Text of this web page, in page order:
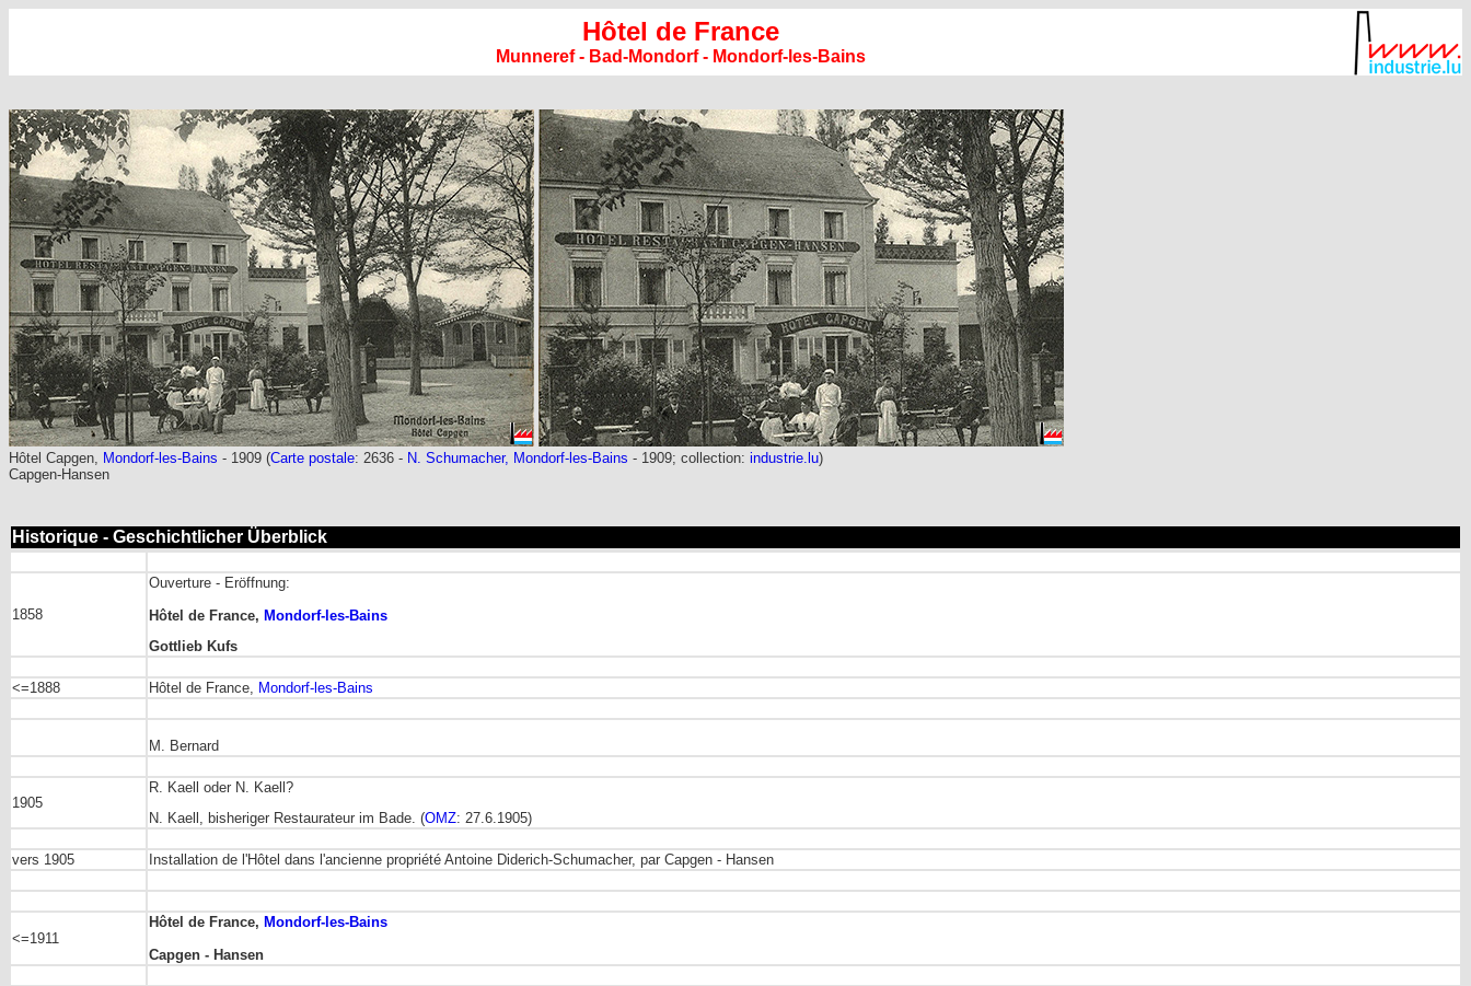
Hôtel de France
Munneref - Bad-Mondorf - Mondorf-les-Bains
Hôtel Capgen, Mondorf-les-Bains - 1909 (Carte postale: 2636 - N. Schumacher, Mondorf-les-Bains - 1909; collection: industrie.lu)
Capgen-Hansen
Historique - Geschichtlicher Überblick
1858
Ouverture - Eröffnung:
Hôtel de France, Mondorf-les-Bains
Gottlieb Kufs
<=1888 Hôtel de France, Mondorf-les-Bains
M. Bernard
1905
R. Kaell oder N. Kaell?
N. Kaell, bisheriger Restaurateur im Bade. (OMZ: 27.6.1905)
vers 1905 Installation de l'Hôtel dans l'ancienne propriété Antoine Diderich-Schumacher, par Capgen - Hansen
<=1911
Hôtel de France, Mondorf-les-Bains
Capgen - Hansen